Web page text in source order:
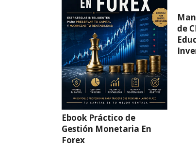
Ebook Práctico de
Gestión Monetaria En
Forex
de